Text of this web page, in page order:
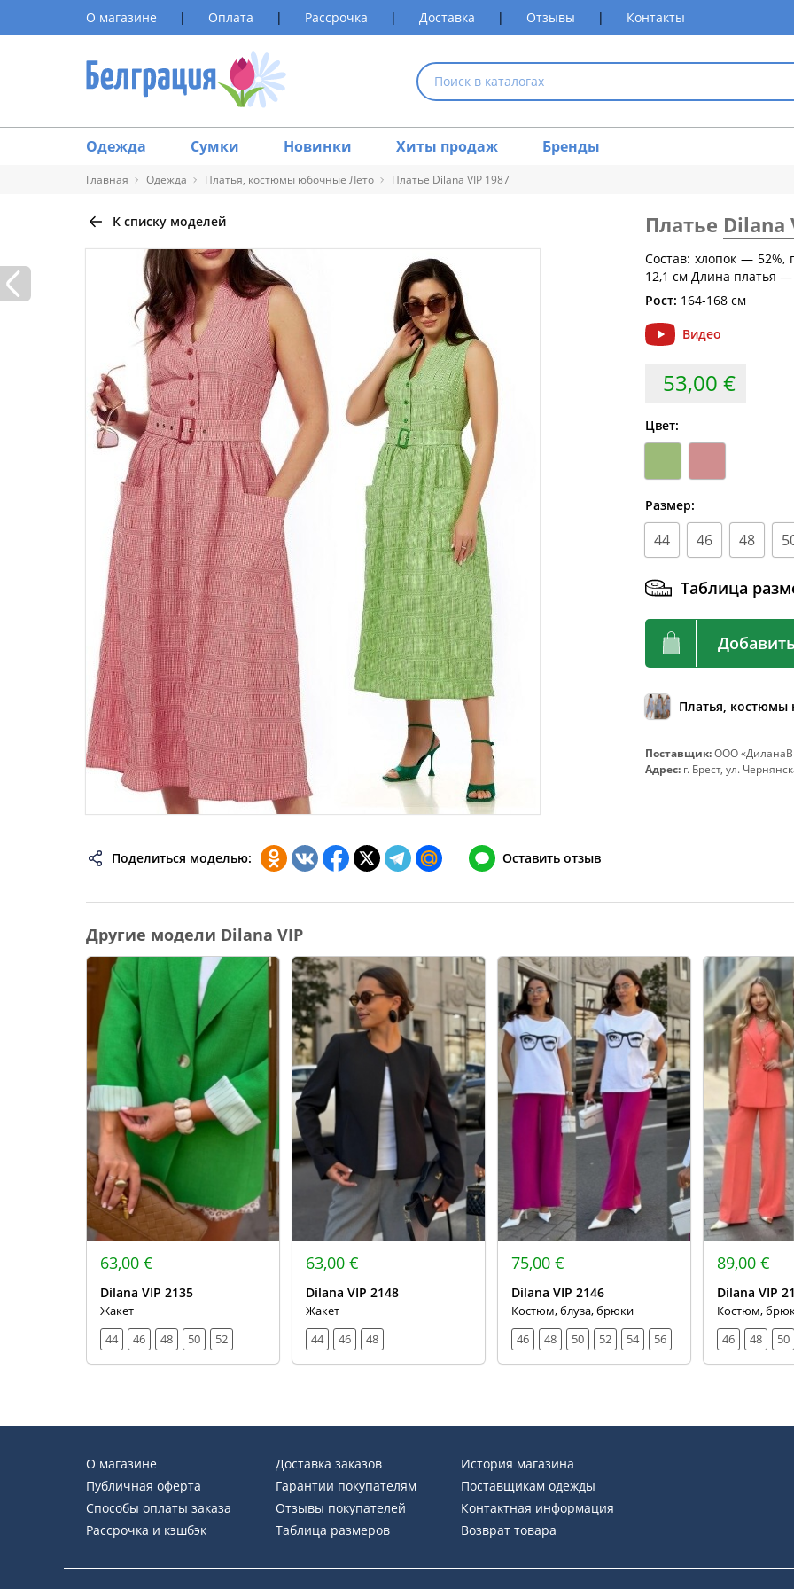
О магазине | Оплата | Рассрочка | Доставка | Отзывы | Контакты
Одежда Сумки Новинки Хиты продаж Бренды
Главная Одежда Платья, костюмы юбочные Лето Платье Dilana VIP 1987
Таблица размеров одежды
Обхват груди (см) Обхват талии (см)
Обхват
80 60-64
84
44
46
96 76-80
100 80-84
104 84-88
108
112 92-96
116 96-100
60
120 100-104
62
124 104-108
64
128
132 112-116
136
140 120-124
144
76
152
К списку моделей
Поделиться моделью: Оставить отзыв
Платье Dilana
Состав: хлопок —
12,1 см Длина платья —
Рост: 164-168 см
Видео
53,00 €
Цвет:
Размер:
44 46 48
Таблица
Платья,
Поставщик:ООО
Адрес: г. Брест, ул.
Другие модели Dilana VIP
63,00 €
Dilana VIP 2135
Жакет
44
46 48 50 52
63,00 €
Dilana VIP 2148
Жакет
44
46 48
75,00 €
Dilana VIP 2146
Костюм, блуза, брюки
46
48 50 52 54 56
89,00 €
Dilana VIP
Костюм,
46
48 50
О магазине
Публичная оферта
Способы оплаты заказа
Рассрочка и кэшбэк
Доставка заказов
Гарантии покупателям
Отзывы покупателей
Таблица размеров
История магазина
Поставщикам одежды
Контактная информация
Возврат товара